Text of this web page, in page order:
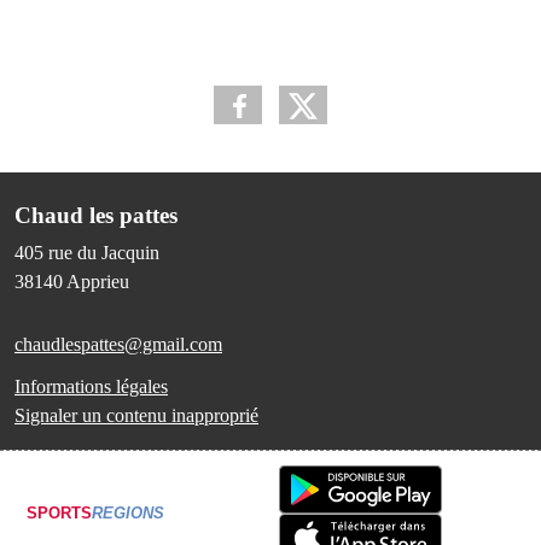
Chaud les pattes
405 rue du Jacquin
38140 Apprieu
chaudlespattes@gmail.com
Informations légales
Signaler un contenu inapproprié
SPORTSREGIONS